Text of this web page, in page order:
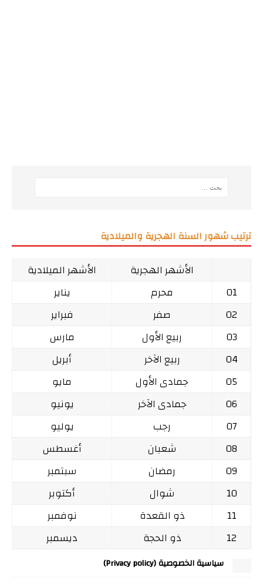
ترتيب شهور السنة الهجرية والميلادية
الأشهر الهجرية
الأشهر الميلادية
01
محرم
يناير
02
صفر
فبراير
03
ربيع الأول
مارس
04
ربيع الآخر
أبريل
05
جمادى الأول
مايو
06
جمادى الآخر
يونيو
07
رجب
يوليو
08
شعبان
أغسطس
09
رمضان
سبتمبر
10
شوال
أكتوبر
11
ذو القعدة
نوفمبر
12
ذو الحجة ديسمبر
سياسية الخصوصية (Privacy policy)